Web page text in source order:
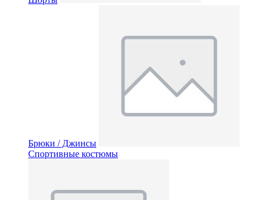
Брюки / Джинсы
Спортивные костюмы